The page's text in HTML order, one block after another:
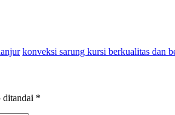
konveksi sarung kursi berkualitas dan
ditandai *